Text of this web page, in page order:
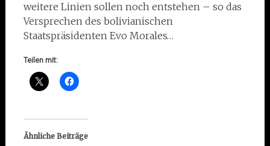
weitere Linien sollen noch entstehen – so das
Versprechen des bolivianischen
Staatspräsidenten Evo Morales…
Teilen mit:
Ähnliche Beiträge